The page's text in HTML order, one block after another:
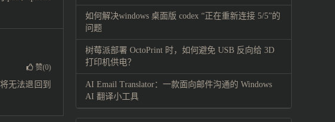
赞(0)
无法退回到
如何解决windows 桌面版 codex “正在重新连接 5/5”的
问题
树莓派部署 OctoPrint 时，如何避免 USB 反向给 3D
打印机供电？
AI Email Translator：一款面向邮件沟通的 Windows
AI 翻译小工具